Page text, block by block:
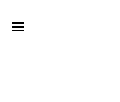
Löydä